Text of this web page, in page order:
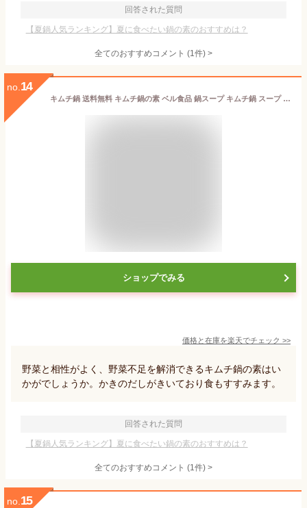
回答された質問
【夏鍋人気ランキング】夏に食べたい鍋の素のおすすめは？
全てのおすすめコメント (1件) >
no. 14
キムチ鍋 送料無料 キムチ鍋の素 ベル食品 鍋スープ キムチ鍋 スープ ストレートタイプ 1袋×2袋 北海道 厚岸産 かき 出汁 鍋の素 鍋スープ なべ スープ
ショップでみる
価格と在庫を楽天でチェック >>
野菜と相性がよく、野菜不足を解消できるキムチ鍋の素はい
かがでしょうか。かきのだしがきいており食もすすみます。
回答された質問
【夏鍋人気ランキング】夏に食べたい鍋の素のおすすめは？
全てのおすすめコメント (1件) >
no. 15